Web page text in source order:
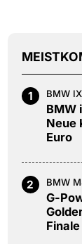
1 BMW
BMW
Neue
Euro
2 BMW
G-